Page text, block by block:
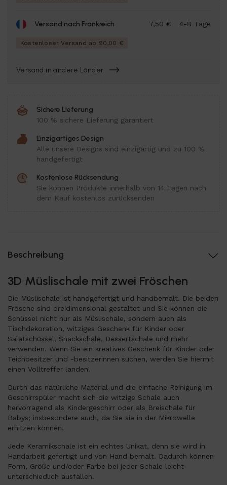
Versand nach Frankreich 4-8 Tage
7,50 €
Kostenloser Versand ab 90,00 €
Versand in andere Länder
Sichere Lieferung
100 % sichere Lieferung garantiert
Einzigartiges Design
Alle unsere Designs sind einzigartig und zu 100 %
handgefertigt
Kostenlose Rücksendung
Sie können Produkte innerhalb von 14 Tagen nach
dem Kauf kostenlos zurücksenden
Beschreibung
3D Müslischale mit zwei Fröschen
Die Müslischale ist handgefertigt und handbemalt. Die beiden
Frösche sind dreidimensional gestaltet und Sie können die
Schüssel nicht nur als Müslischale, sondern auch als
Tischdekoration, witziges Geschenk für Kinder oder
Salatschüssel, Snackschale, Dessertschale und mehr
verwenden. Wenn Sie ein kreatives Geschenk für Kinder oder
Teichbesitzer und -besitzerinnen suchen, werden Sie hiermit
einen Volltreffer landen!
Durch das natürliche Material und die einfache Reinigung im
Geschirrspüler macht sich die witzige Schale auch
hervorragend als Kindergeschirr oder als Breischale für
Babys; insbesondere auch, da Sie sie in der Mikrowelle
erhitzen können.
Jede Keramikschale ist ein echtes Unikat, denn sie wird in
Handarbeit gefertigt und von Hand bemalt. Dadurch können
Form, Größe und/oder Farbe bei jeder Schale leicht
unterschiedlich ausfallen.